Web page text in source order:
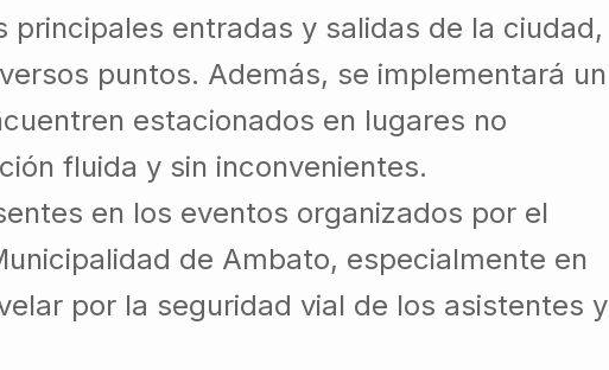
entradas y salidas de la ciudad,
puntos. Además, se implementará un
estacionados en lugares no
fluida y sin inconvenientes.
en los eventos organizados por el
de Ambato, especialmente en
por la seguridad vial de los asistentes y